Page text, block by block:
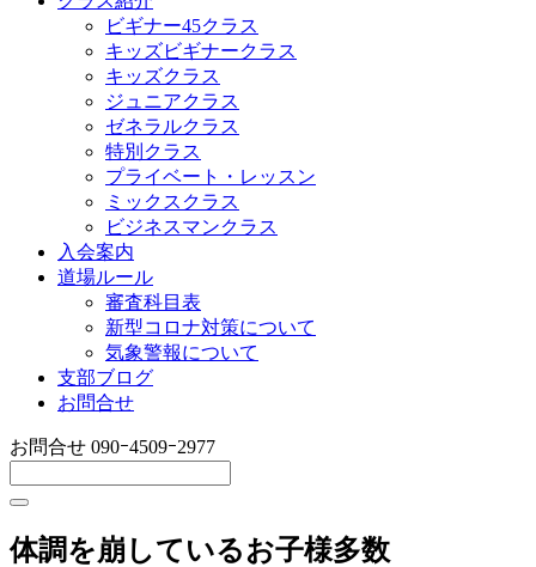
ビギナー45クラス
キッズビギナークラス
キッズクラス
ジュニアクラス
ゼネラルクラス
特別クラス
プライベート・レッスン
ミックスクラス
ビジネスマンクラス
入会案内
道場ルール
審査科目表
新型コロナ対策について
気象警報について
支部ブログ
お問合せ
お問合せ 090ｰ4509ｰ2977
体調を崩しているお子様多数